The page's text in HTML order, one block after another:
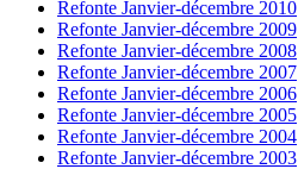
Refonte Janvier-décembre 2010
Refonte Janvier-décembre 2009
Refonte Janvier-décembre 2008
Refonte Janvier-décembre 2007
Refonte Janvier-décembre 2006
Refonte Janvier-décembre 2005
Refonte Janvier-décembre 2004
Refonte Janvier-décembre 2003